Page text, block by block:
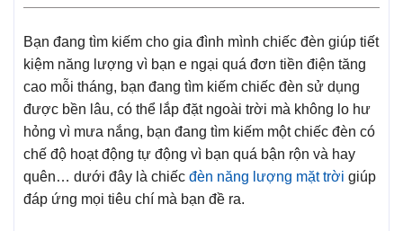
Bạn đang tìm kiếm cho gia đình mình chiếc đèn giúp tiết
kiệm năng lượng vì bạn e ngại quá đơn tiền điện tăng
cao mỗi tháng, bạn đang tìm kiếm chiếc đèn sử dụng
được bền lâu, có thể lắp đặt ngoài trời mà không lo hư
hỏng vì mưa nắng, bạn đang tìm kiếm một chiếc đèn có
chế độ hoạt động tự động vì bạn quá bận rộn và hay
quên… dưới đây là chiếc đèn năng lượng mặt trời giúp
đáp ứng mọi tiêu chí mà bạn đề ra.